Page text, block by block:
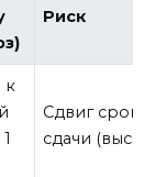
Риск
к
Сдвиг
сдачи